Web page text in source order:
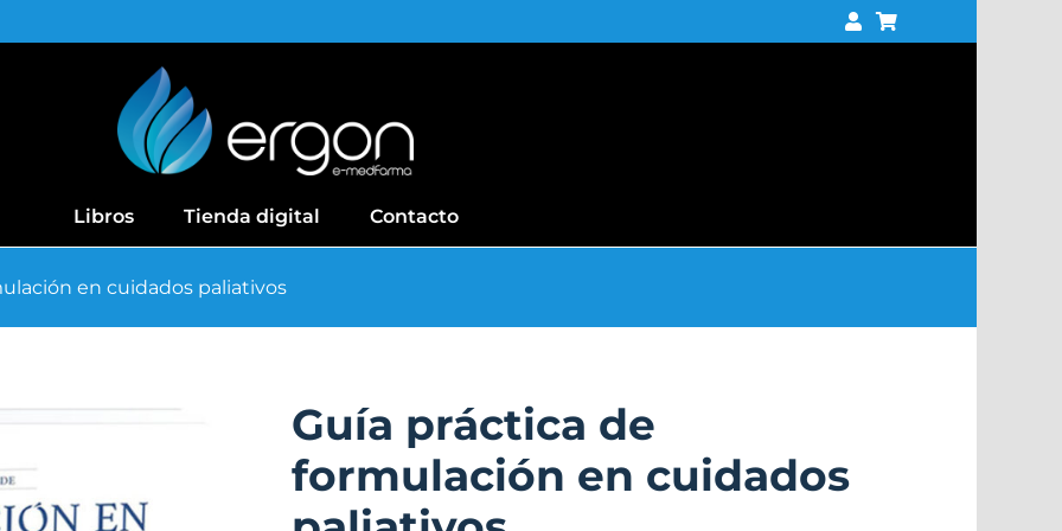
Libros Tienda digital Contacto
en cuidados paliativos
Guía práctica de
formulación en cuidados